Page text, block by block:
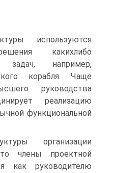
используются
какихлибо
задач, например,
корабля. Чаще
руководства
реализацию
функциональной
организации
члены проектной
как руководителю